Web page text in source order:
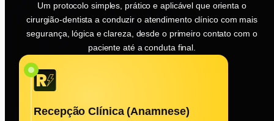
você imagina, e uma abordagem correta, com o olhar
clínico treinado, pode ser decisiva na vida do paciente.
Um protocolo simples, prático e aplicável que orienta o
cirurgião-dentista a conduzir o atendimento clínico com mais
segurança, lógica e clareza, desde o primeiro contato com o
paciente até a conduta final.
Recepção Clínica (Anamnese)